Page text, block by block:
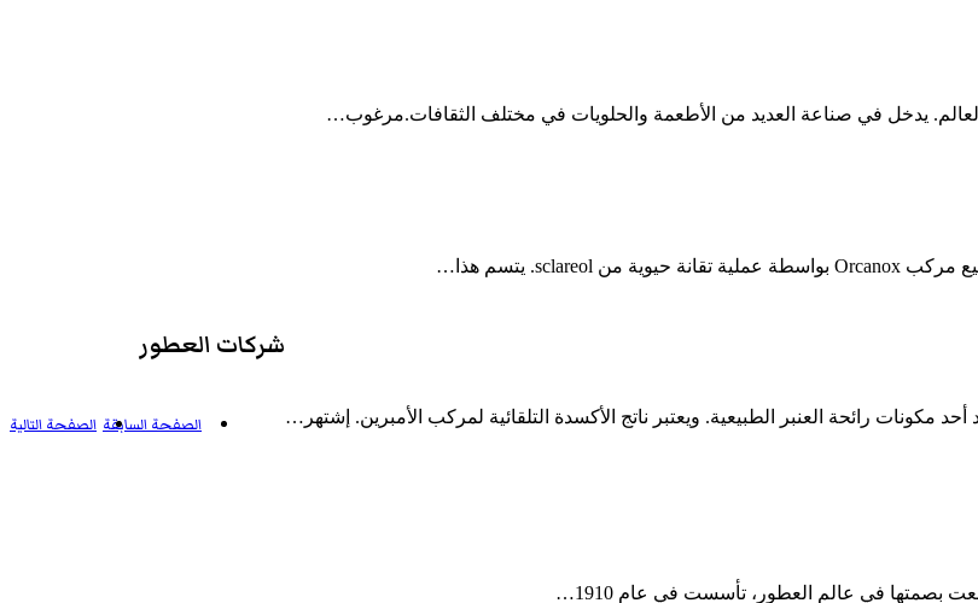
يدخل في صناعة العديد من الأطعمة والحلويات في مختلف الثقافات.مرغوب…
مكونات رائحة العنبر الطبيعية. ويعتبر ناتج الأكسدة التلقائية لمركب الأمبرين. إشتهر…
شركات العطور
الصفحة السابقة الصفحة التالية
بصمتها في عالم العطور، تأسست في عام 1910…